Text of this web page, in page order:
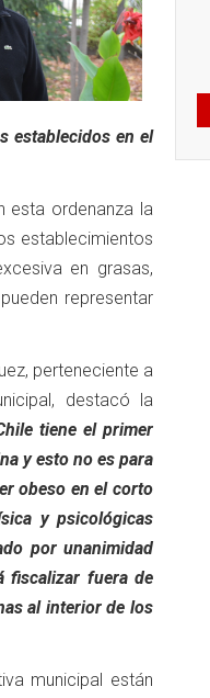
establecidos en el
esta ordenanza la
establecimientos
en grasas,
representar
perteneciente a
destacó la
tiene el primer
y esto no es para
obeso en el corto
y psicológicas
por unanimidad
fiscalizar fuera de
al interior de los
municipal están